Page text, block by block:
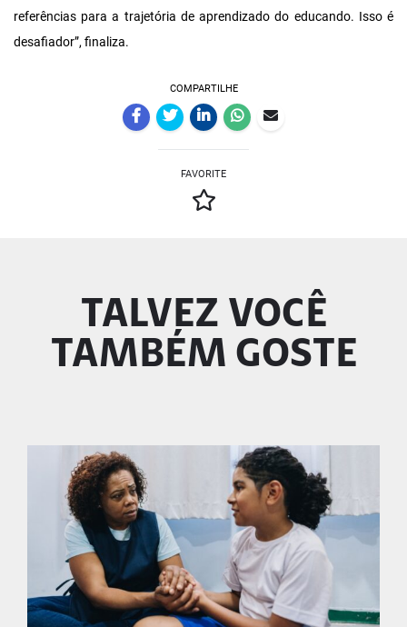
referências para a trajetória de aprendizado do educando. Isso é
desafiador”, finaliza.
COMPARTILHE
FAVORITE
TALVEZ VOCÊ
TAMBÉM GOSTE